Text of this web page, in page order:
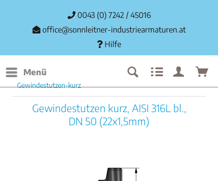
0043 (0) 7242 / 45016
office@sonnleitner-industriearmaturen.at
Hilfe
Menü
Gewindestutzen-kurz
Gewindestutzen kurz, AISI 316L bl.,
DN 50 (22x1,5mm)